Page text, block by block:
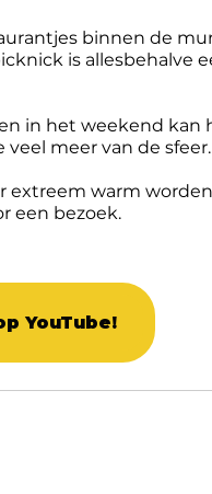
binnen de
is allesbehalve
in het weekend kan
meer van de sfeer.
extreem warm
een bezoek.
YouTube!